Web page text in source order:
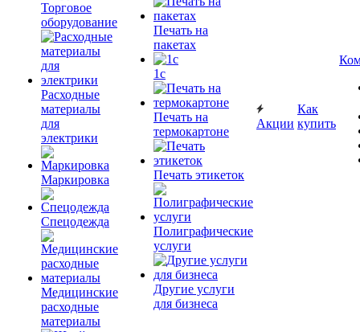
Торговое
оборудование
Расходные
материалы
для
электрики
Маркировка
Спецодежда
Медицинские
расходные
материалы
Печать на
пакетах
1c
Печать на
термокартоне
Печать этикеток
Полиграфические
услуги
Другие услуги
для бизнеса
Акции
Как
купить